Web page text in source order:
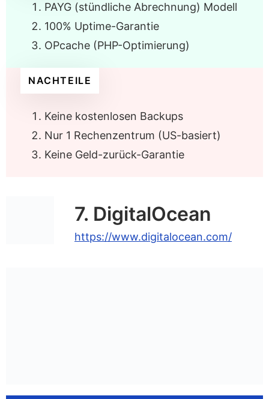
PAYG (stündliche Abrechnung) Modell
100% Uptime-Garantie
OPcache (PHP-Optimierung)
NACHTEILE
Keine kostenlosen Backups
Nur 1 Rechenzentrum (US-basiert)
Keine Geld-zurück-Garantie
7. DigitalOcean
https://www.digitalocean.com/